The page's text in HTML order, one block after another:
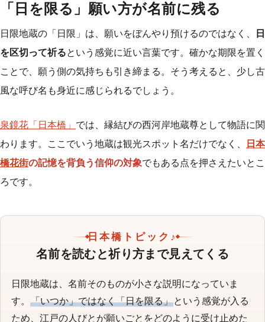
「日を限る」願い方が名前に残る
日限地蔵の「日限」は、願いをぼんやり預けるのではなく、
日
を区切って祈るという感覚に近い言葉です。確かな期限を置く
ことで、願う側の気持ちも引き締まる。そう考えると、少し古
風な呼び名も身近に感じられるでしょう。
泉鏡花「日本橋」 では、縁結びの西河岸地蔵尊として物語に関
わります。ここでいう地蔵は観光スポット名だけでなく、 日本
橋花街の記憶を背負う信仰の対象でもある点を押さえたいとこ
ろです。
日本橋トピック♪
名前を読むと祈り方まで見えてくる
日限地蔵は、名前そのものが小さな説明になっていま
す。「いつか」ではなく「日を限る」という感覚が入る
ため、江戸の人びとが願いごとをどのように受け止めた